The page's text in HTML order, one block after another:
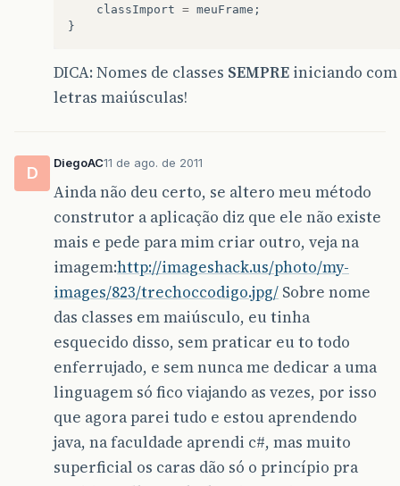
classImport = meuFrame ;
}
DICA: Nomes de classes SEMPRE iniciando com
letras maiúsculas!
D
DiegoAC11 de ago. de 2011
Ainda não deu certo, se altero meu método
construtor a aplicação diz que ele não existe
mais e pede para mim criar outro, veja na
imagem:http://imageshack.us/photo/my-
images/823/trechoccodigo.jpg/ Sobre nome
das classes em maiúsculo, eu tinha
esquecido disso, sem praticar eu to todo
enferrujado, e sem nunca me dedicar a uma
linguagem só fico viajando as vezes, por isso
que agora parei tudo e estou aprendendo
java, na faculdade aprendi c#, mas muito
superficial os caras dão só o princípio pra